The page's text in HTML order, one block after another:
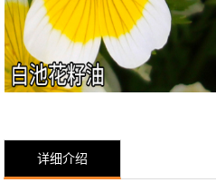
详细介绍